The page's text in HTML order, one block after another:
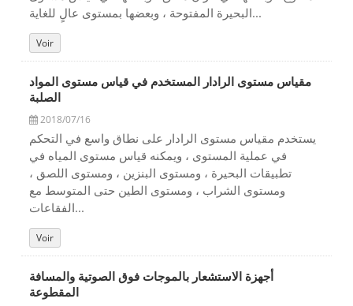
البحيرة المفتوحة ، وبعضها بمستوى عالٍ للغاية...
Voir
مقياس مستوى الرادار المستخدم في قياس مستوى المواد
الصلبة
2018/07/16
يستخدم مقياس مستوى الرادار على نطاق واسع في التحكم
في عملية المستوى ، ويمكنه قياس مستوى المياه في
تطبيقات البحيرة ، ومستوى البنزين ، ومستوى اللصق ،
ومستوى الشراب ، ومستوى الطين حتى المتوسط مع
الفقاعات...
Voir
أجهزة الاستشعار بالموجات فوق الصوتية والمسافة
المقطوعة